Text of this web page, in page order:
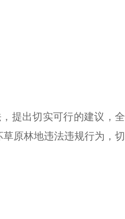
提出切实可行的建议，全
原林地违法违规行为，切